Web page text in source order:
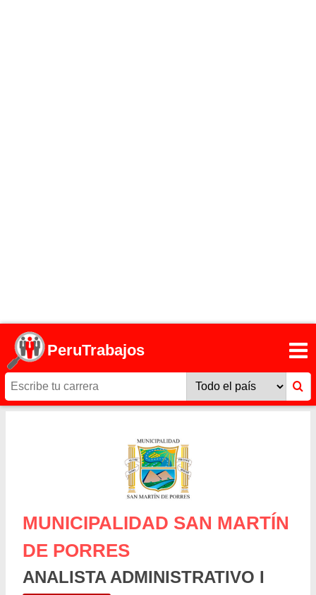
PeruTrabajos
MUNICIPALIDAD SAN MARTÍN
DE PORRES
ANALISTA ADMINISTRATIVO I